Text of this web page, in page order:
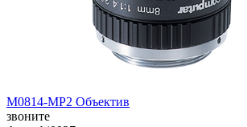
M0814-MP2 Объектив
звоните